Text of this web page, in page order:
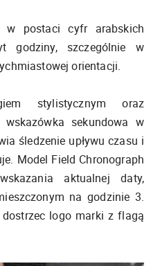
w postaci cyfr arabskich
godziny, szczególnie w
orientacji.
stylistycznym oraz
sekundowa w
śledzenie upływu czasu i
Model Field Chronograph
aktualnej daty,
na godzinie 3.
logo marki z flagą